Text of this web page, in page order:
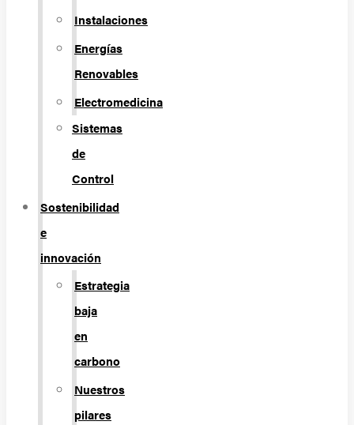
Instalaciones
Energías
Renovables
Electromedicina
Sistemas
de
Control
Sostenibilidad
e
innovación
Estrategia
baja
en
carbono
Nuestros
pilares